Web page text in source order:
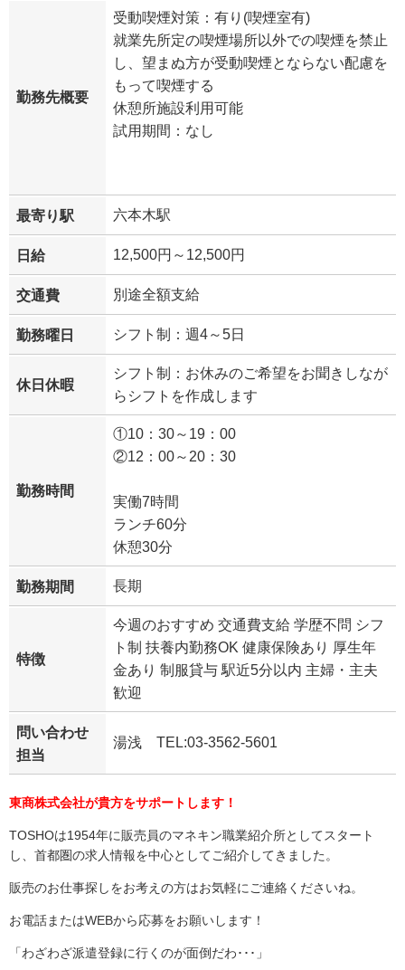
勤務先概要
受動喫煙対策：有り(喫煙室有)
就業先所定の喫煙場所以外での喫煙を禁止
し、望まぬ方が受動喫煙とならない配慮を
もって喫煙する
休憩所施設利用可能
試用期間：なし
最寄り駅 六本木駅
日給 12,500円～12,500円
交通費 別途全額支給
勤務曜日 シフト制：週4～5日
休日休暇
シフト制：お休みのご希望をお聞きしなが
らシフトを作成します
勤務時間
①10：30～19：00
②12：00～20：30
実働7時間
ランチ60分
休憩30分
勤務期間 長期
特徴
今週のおすすめ 交通費支給 学歴不問 シフ
ト制 扶養内勤務OK 健康保険あり 厚生年
金あり 制服貸与 駅近5分以内 主婦・主夫
歓迎
問い合わせ
担当
湯浅 TEL:03-3562-5601
東商株式会社が貴方をサポートします！
TOSHOは1954年に販売員のマネキン職業紹介所としてスタート
し、首都圏の求人情報を中心としてご紹介してきました。
販売のお仕事探しをお考えの方はお気軽にご連絡くださいね。
お電話またはWEBから応募をお願いします！
「わざわざ派遣登録に行くのが面倒だわ･･･」